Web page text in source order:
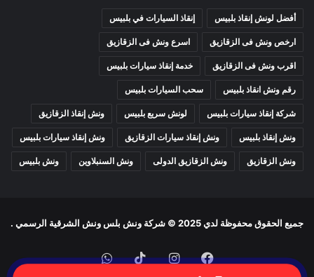
أفضل لونش إنقاذ بلبيس إنقاذ السيارات في بلبيس
ارخص ونش فى الزقازيق اسرع ونش فى الزقازيق
اقرب ونش فى الزقازيق خدمة إنقاذ سيارات بلبيس
رقم ونش انقاذ بلبيس سحب السيارات بلبيس
شركة إنقاذ سيارات بلبيس لونش سريع بلبيس ونش إنقاذ الزقازيق
ونش إنقاذ بلبيس ونش إنقاذ سيارات الزقازيق ونش إنقاذ سيارات بلبيس
ونش الزقازيق ونش الزقازيق الدولى ونش السنبلاوين ونش بلبيس
جميع الحقوق محفوظة لدي 2025 © شركة ونش بلس ونش الشرقية الرسمي .
Facebook
Instagram
TikTok
WhatsApp